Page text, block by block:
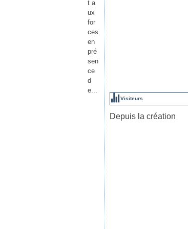
t a
ux
for
ces
en
pré
sen
ce
d
e...
Visiteurs
Depuis la création